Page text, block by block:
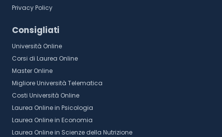
Privacy Policy
Consigliati
Università Online
Corsi di Laurea Online
Master Online
Migliore Università Telematica
Costi Università Online
Laurea Online in Psicologia
Laurea Online in Economia
Laurea Online in Scienze della Nutrizione